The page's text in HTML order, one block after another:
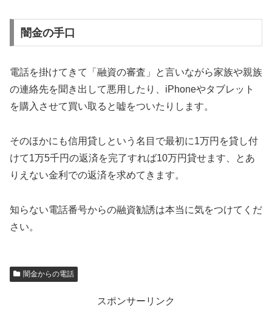
闇金の手口
電話を掛けてきて「融資の審査」と言いながら家族や親族
の連絡先を聞き出して悪用したり、iPhoneやタブレット
を購入させて買い取ると嘘をついたりします。
そのほかにも信用貸しという名目で最初に1万円を貸し付
けて1万5千円の返済を完了すれば10万円貸せます、とあ
りえない金利での返済を求めてきます。
知らない電話番号からの融資勧誘は本当に気をつけてくだ
さい。
闇金からの電話
スポンサーリンク